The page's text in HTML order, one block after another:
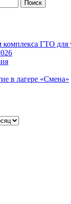
ГТО для
в лагере «Смена»